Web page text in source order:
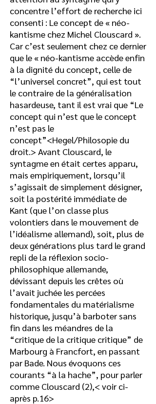
concentre l’effort de recherche ici
consenti : Le concept de « néo-
kantisme chez Michel Clouscard ».
Car c’est seulement chez ce dernier
que le « néo-kantisme accède enfin
à la dignité du concept, celle de
“l’universel concret”, qui est tout
le contraire de la généralisation
hasardeuse, tant il est vrai que “Le
concept qui n’est que le concept
n’est pas le
concept”<Hegel/Philosopie du
droit.> Avant Clouscard, le
syntagme en était certes apparu,
mais empiriquement, lorsqu’il
s’agissait de simplement désigner,
soit la postérité immédiate de
Kant (que l’on classe plus
volontiers dans le mouvement de
l’idéalisme allemand), soit, plus de
deux générations plus tard le grand
repli de la réflexion socio-
philosophique allemande,
dévissant depuis les crêtes où
l’avait juchée les percées
fondamentales du matérialisme
historique, jusqu’à barboter sans
fin dans les méandres de la
“critique de la critique critique” de
Marbourg à Francfort, en passant
par Bade. Nous évoquons ces
courants “à la hache”, pour parler
comme Clouscard (2),< voir ci-
après p.16>